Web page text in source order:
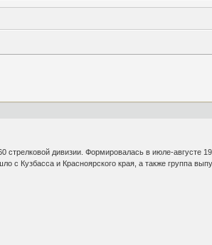
дивизии. Формировалась в июле-августе
с Кузбасса и Красноярского края, а также группа